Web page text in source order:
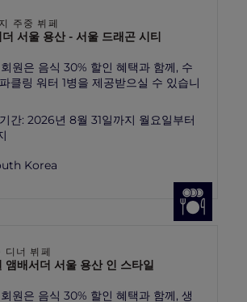
주중 뷔페
서울 용산 - 서울 드래곤 시티
원은 음식 30% 할인 혜택과 함께, 수
클링 워터 1병을 제공받으실 수 있습니
간: 2026년 8월 31일까지 월요일부터
Korea
디너 뷔페
앰배서더 서울 용산 인 스타일
원은 음식 30% 할인 혜택과 함께, 생